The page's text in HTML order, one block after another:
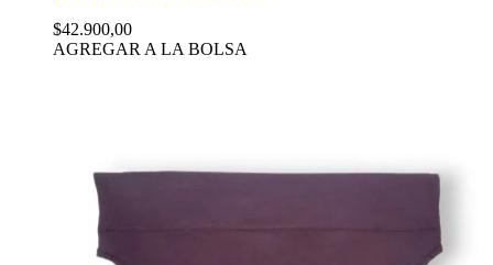
$42.900,00
AGREGAR A LA BOLSA